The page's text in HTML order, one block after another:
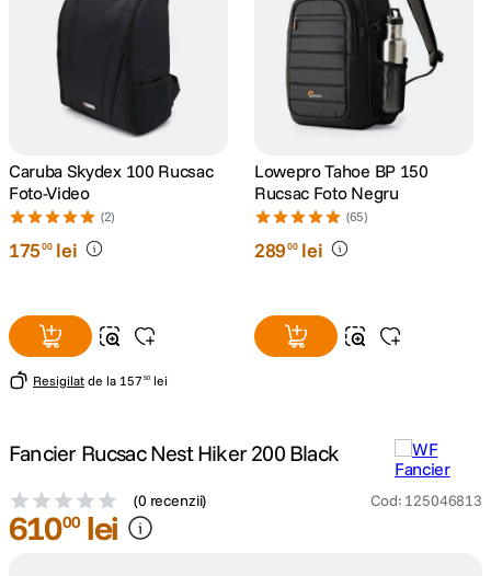
6. lavaliera
7 card memorie
dji mic mini
9. dji osmo
10 . insta 360
Caruba Skydex 100 Rucsac
Foto-Video
(2)
17500 lei
Resigilat de la 157 50 lei
Lowepro Tahoe BP 150
Rucsac Foto Negru
(65)
28900 lei
Fancier Rucsac Nest Hiker 200 Black
(0 recenzii) Cod: 125046813
61000 lei